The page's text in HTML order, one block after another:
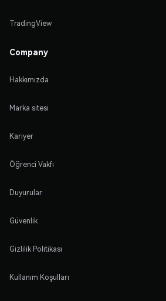
TradingView
Company
Hakkımızda
Marka sitesi
Kariyer
Öğrenci Vakfı
Duyurular
Güvenlik
Gizlilik Politikası
Kullanım Koşulları